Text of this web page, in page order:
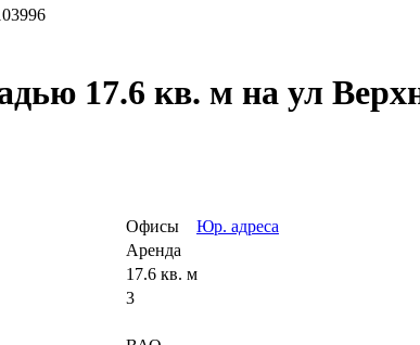
17.6 кв. м на ул
Офисы
Юр. адреса
Аренда
17.6 кв. м
3